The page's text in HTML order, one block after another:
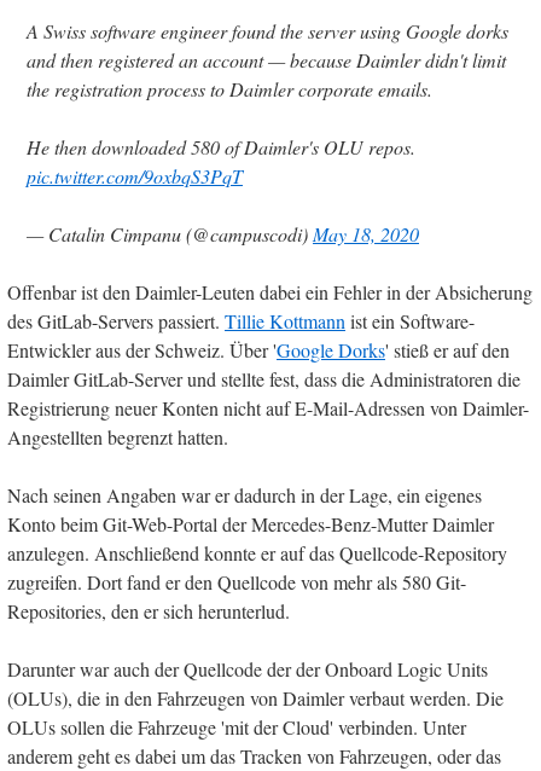
A Swiss software engineer found the server using Google dorks
and then registered an account — because Daimler didn't limit
the registration process to Daimler corporate emails.
He then downloaded 580 of Daimler's OLU repos.
pic.twitter.com/9oxbqS3PqT
— Catalin Cimpanu (@campuscodi)May 18, 2020
Offenbar ist den Daimler-Leuten dabei ein Fehler in der Absicherung
des GitLab-Servers passiert. Tillie Kottmannist ein Software-
Entwickler aus der Schweiz. Über 'Google Dorks' stieß er auf den
Daimler GitLab-Server und stellte fest, dass die Administratoren die
Registrierung neuer Konten nicht auf E-Mail-Adressen von Daimler-
Angestellten begrenzt hatten.
Nach seinen Angaben war er dadurch in der Lage, ein eigenes
Konto beim Git-Web-Portal der Mercedes-Benz-Mutter Daimler
anzulegen. Anschließend konnte er auf das Quellcode-Repository
zugreifen. Dort fand er den Quellcode von mehr als 580 Git-
Repositories, den er sich herunterlud.
Darunter war auch der Quellcode der der Onboard Logic Units
(OLUs), die in den Fahrzeugen von Daimler verbaut werden. Die
OLUs sollen die Fahrzeuge 'mit der Cloud' verbinden. Unter
anderem geht es dabei um das Tracken von Fahrzeugen, oder das